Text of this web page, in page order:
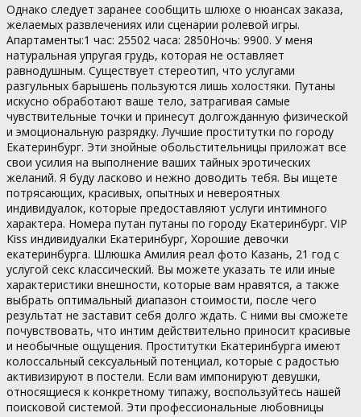
Однако следует заранее сообщить шлюхе о нюансах заказа,
желаемых развлечениях или сценарии ролевой игры.
Апартаменты:1 час: 25502 часа: 2850Ночь: 9900. У меня
натуральная упругая грудь, которая не оставляет
равнодушным. Существует стереотип, что услугами
разгульных барышень пользуются лишь холостяки. Путаны
искусно обработают ваше тело, затрагивая самые
чувствительные точки и принесут долгожданную физической
и эмоциональную разрядку. Лучшие проститутки по городу
Екатеринбург. Эти знойные обольстительницы приложат все
свои усилия на выполнение ваших тайных эротических
желаний. Я буду ласково и нежно доводить тебя. Вы ищете
потрясающих, красивых, опытных и невероятных
индивидуалок, которые предоставляют услуги интимного
характера. Номера путан путаны по городу Екатеринбург. VIP
Kiss индивидуалки Екатеринбург, Хорошие девочки
екатеринбурга. Шлюшка Амилия реал фото Казань, 21 год с
услугой секс классический. Вы можете указать те или иные
характеристики внешности, которые вам нравятся, а также
выбрать оптимальный диапазон стоимости, после чего
результат не заставит себя долго ждать. С ними вы сможете
почувствовать, что интим действительно приносит красивые
и необычные ощущения. Проститутки Екатеринбурга имеют
колоссальный сексуальный потенциал, которые с радостью
активизируют в постели. Если вам импонируют девушки,
относящиеся к конкретному типажу, воспользуйтесь нашей
поисковой системой. Эти профессиональные любовницы